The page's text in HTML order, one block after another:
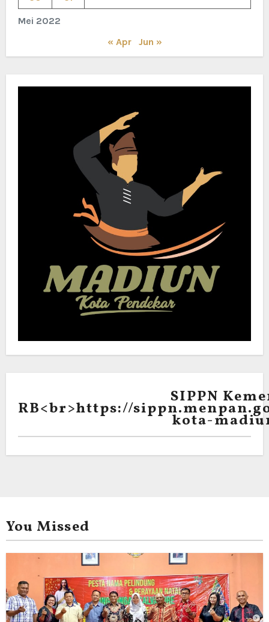
Mei 2022
« Apr Jun »
SIPPN
RB<br>https://
kota-
You Missed